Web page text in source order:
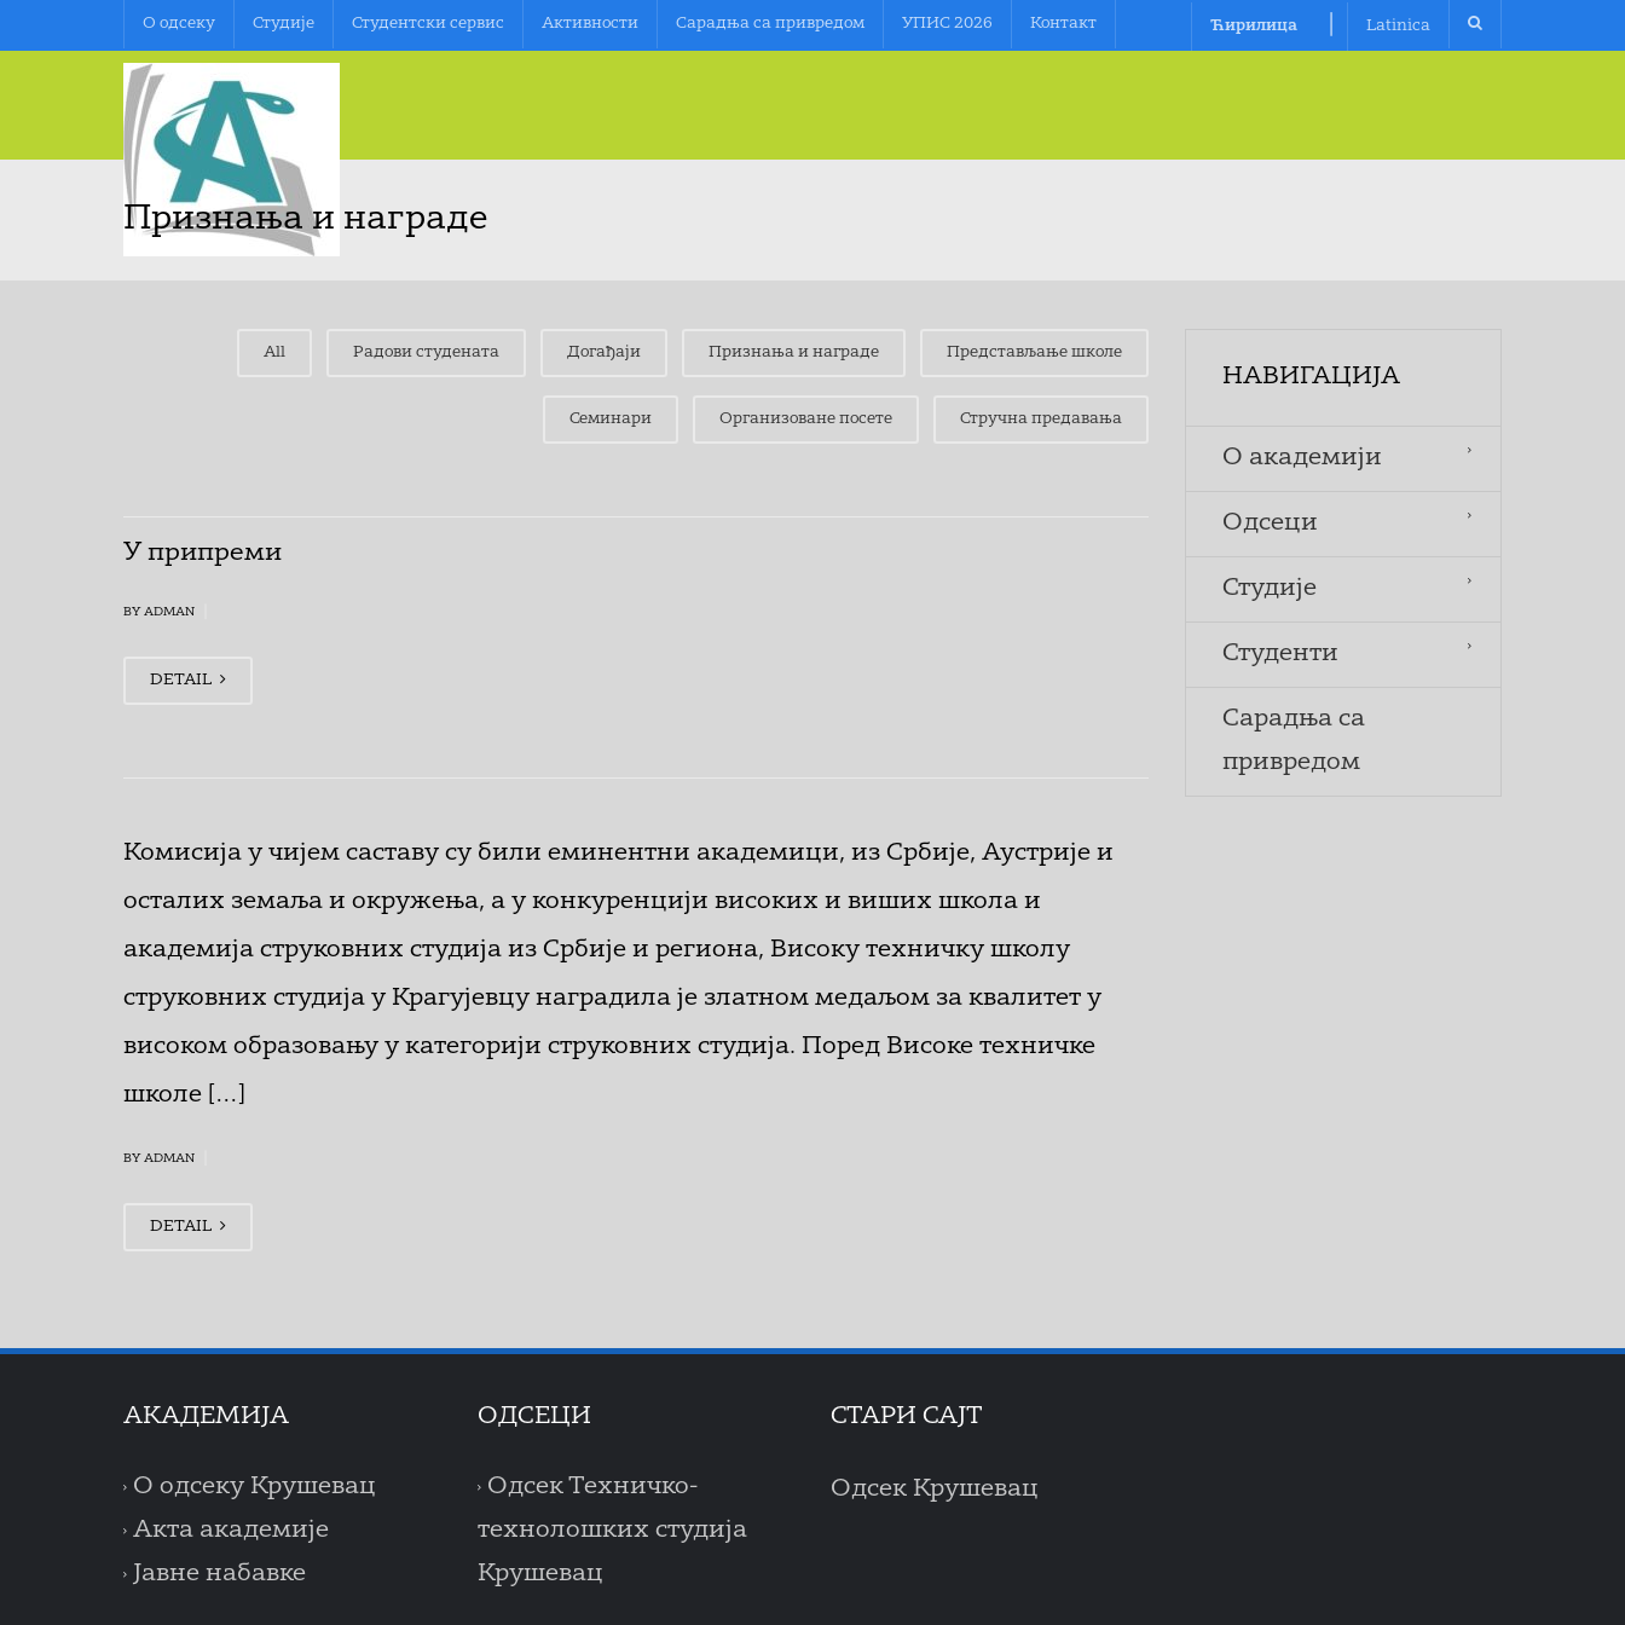
О oдсеку Студије Студентски сервис Aктивности Сарадња са привредом УПИС 2026 Контакт Ћирилица Latinica
Признања и награде
All Радови студената Догађаји Признања и награде Представљање школе
Семинари Организоване посете Стручна предавања
У припреми
BY ADMAN
DETAIL
Комисија у чијем саставу су били еминентни академици, из Србије, Аустрије и
осталих земаља и окружења, а у конкуренцији високих и виших школа и
академија струковних студија из Србије и региона, Високу техничку школу
струковних студија у Крагујевцу наградила је златном медаљом за квалитет у
високом образовању у категорији струковних студија. Поред Високе техничке
школе […]
BY ADMAN
DETAIL
НАВИГАЦИЈА
O aкадемији
Одсеци
Студије
Студенти
Сарадња са
привредом
AКАДЕМИЈА
О одсеку Крушевац
Акта академије
Јавне набавке
ОДСЕЦИ
Одсек Техничко-
технолошких студија
Крушевац
СТАРИ САЈТ
Одсек Крушевац